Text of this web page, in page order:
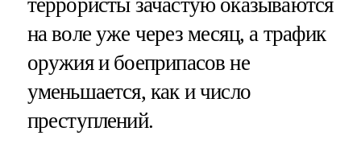
на воле уже через месяц, а трафик
оружия и боеприпасов не
уменьшается, как и число
преступлений.